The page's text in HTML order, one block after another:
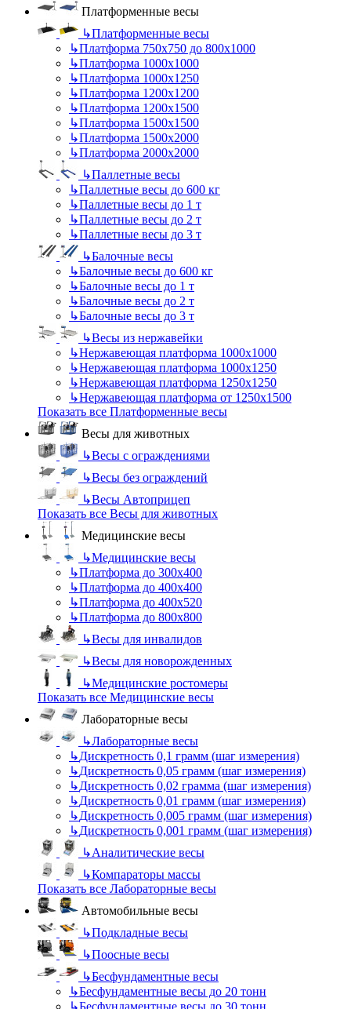
Платформенные весы
↳Платформенные весы
↳Платформа 750х750 до 800х1000
↳Платформа 1000х1000
↳Платформа 1000х1250
↳Платформа 1200х1200
↳Платформа 1200х1500
↳Платформа 1500х1500
↳Платформа 1500х2000
↳Платформа 2000х2000
↳Паллетные весы
↳Паллетные весы до 600 кг
↳Паллетные весы до 1 т
↳Паллетные весы до 2 т
↳Паллетные весы до 3 т
↳Балочные весы
↳Балочные весы до 600 кг
↳Балочные весы до 1 т
↳Балочные весы до 2 т
↳Балочные весы до 3 т
↳Весы из нержавейки
↳Нержавеющая платформа 1000х1000
↳Нержавеющая платформа 1000х1250
↳Нержавеющая платформа 1250х1250
↳Нержавеющая платформа от 1250х1500
Показать все Платформенные весы
Весы для животных
↳Весы с ограждениями
↳Весы без ограждений
↳Весы Автоприцеп
Показать все Весы для животных
Медицинские весы
↳Медицинские весы
↳Платформа до 300х400
↳Платформа до 400х400
↳Платформа до 400х520
↳Платформа до 800х800
↳Весы для инвалидов
↳Весы для новорожденных
↳Медицинские ростомеры
Показать все Медицинские весы
Лабораторные весы
↳Лабораторные весы
↳Дискретность 0,1 грамм (шаг измерения)
↳Дискретность 0,05 грамм (шаг измерения)
↳Дискретность 0,02 грамма (шаг измерения)
↳Дискретность 0,01 грамм (шаг измерения)
↳Дискретность 0,005 грамм (шаг измерения)
↳Дискретность 0,001 грамм (шаг измерения)
↳Аналитические весы
↳Компараторы массы
Показать все Лабораторные весы
Автомобильные весы
↳Подкладные весы
↳Поосные весы
↳Бесфундаментные весы
↳Бесфундаментные весы до 20 тонн
↳Бесфундаментные весы до 30 тонн